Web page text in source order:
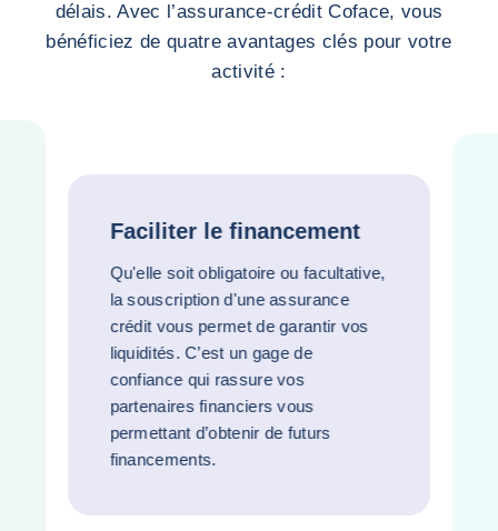
délais. Avec l’assurance-crédit Coface, vous
bénéficiez de quatre avantages clés pour votre
activité :
Faciliter le financement
Qu'elle soit obligatoire ou facultative,
la souscription d'une assurance
crédit vous permet de garantir vos
liquidités. C’est un gage de
confiance qui rassure vos
partenaires financiers vous
permettant d’obtenir de futurs
financements.